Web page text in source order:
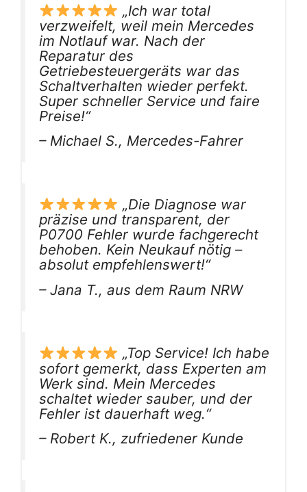
„Ich war total
verzweifelt, weil mein Mercedes
im Notlauf war. Nach der
Reparatur des
Getriebesteuergeräts war das
Schaltverhalten wieder perfekt.
Super schneller Service und faire
Preise!“
– Michael S., Mercedes-Fahrer
„Die Diagnose war
präzise und transparent, der
P0700 Fehler wurde fachgerecht
behoben. Kein Neukauf nötig –
absolut empfehlenswert!“
– Jana T., aus dem Raum NRW
„Top Service! Ich habe
sofort gemerkt, dass Experten am
Werk sind. Mein Mercedes
schaltet wieder sauber, und der
Fehler ist dauerhaft weg.“
– Robert K., zufriedener Kunde